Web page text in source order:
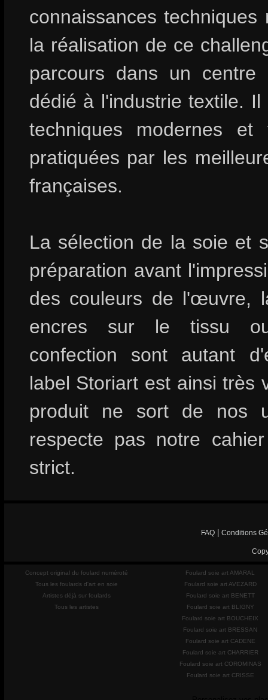
connaissances techniques
la réalisation de ce
parcours dans un centre
dédié à l'industrie textile.
techniques modernes et
pratiquées par les
françaises.
La sélection de la soie et
préparation avant
des couleurs de l'œuvre,
encres sur le tissu
confection sont autant
label Storiart est ainsi très
produit ne sort de nos
respecte pas notre
strict.
FAQ Conditions
Concept original du foulard numéroté
Tous les foulards d'art en soie
Artistes déjà sur foulards
Tous les artistes
Foulard soie art AMARAL
Foulard soie art AVEZARD
Foulard soie art BENETT
Foulard soie art BLIGNY
Foulard soie art BOUCHEIX
Foulard soie art BRESSAN
Foulard soie art CADENE
Foulard soie art CHARRIER
Foulard soie art COROMINAS
Foulard soie art CRISSE